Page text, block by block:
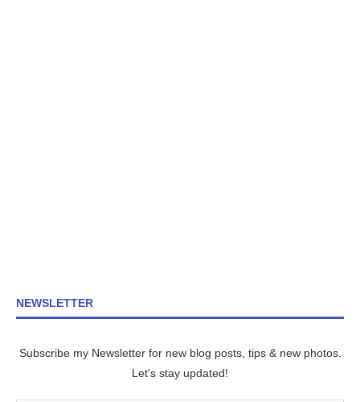
NEWSLETTER
Subscribe my Newsletter for new blog posts, tips & new photos.
Let's stay updated!